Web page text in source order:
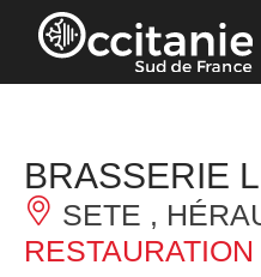
Panneau de gestion des
BRASSERIE
SETE ,
RESTAURATION